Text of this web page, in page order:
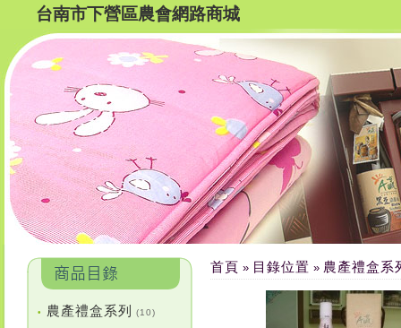
台南市下營區農會網路商城
• 農產禮盒系列 (10)
首頁 » 目錄位置 » 農產禮盒系